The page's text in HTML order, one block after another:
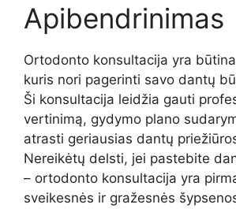
Apibendrinimas
Ortodonto konsultacija yra
kuris nori pagerinti savo dantų
Ši konsultacija leidžia gauti
vertinimą, gydymo plano
atrasti geriausias dantų
Nereikėtų delsti, jei pastebite
– ortodonto konsultacija yra
sveikesnės ir gražesnės